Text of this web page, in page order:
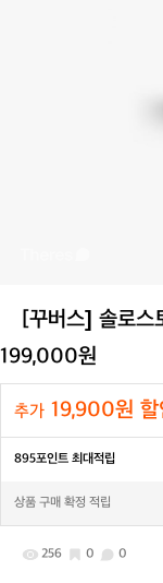
[꾸버스] 솔로스
199,000원
추가 19,900원 할
895포인트 최대적립
상품 구매 확정 적립
256 0 0